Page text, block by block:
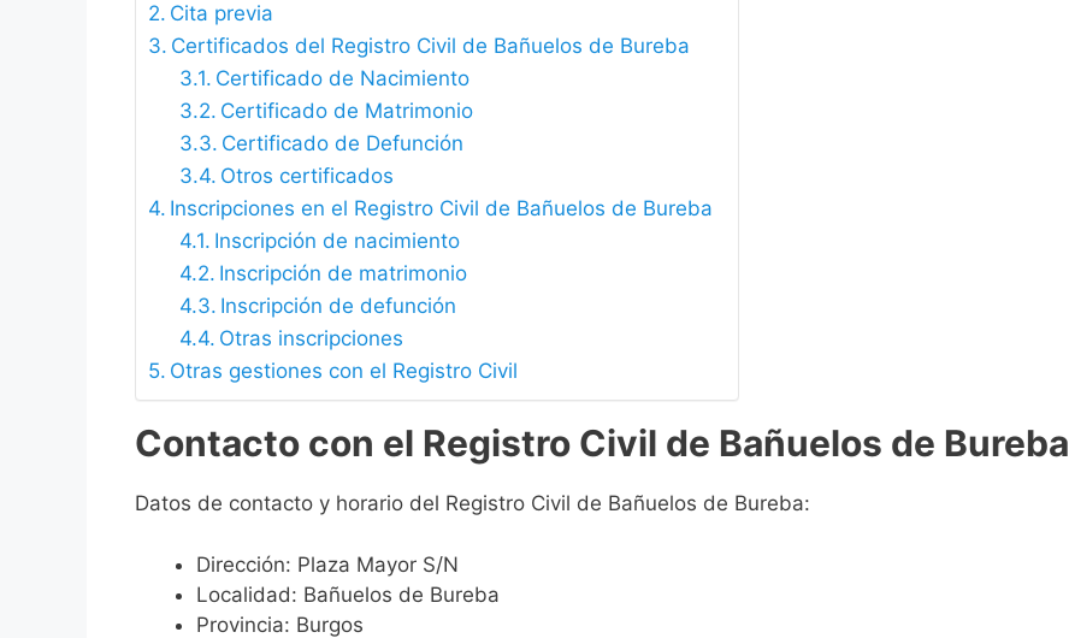
Cita previa
Certificados del Registro Civil de Bañuelos de Bureba
Certificado de Nacimiento
Certificado de Matrimonio
Certificado de Defunción
Otros certificados
Inscripciones en el Registro Civil de Bañuelos de Bureba
Inscripción de nacimiento
Inscripción de matrimonio
Inscripción de defunción
Otras inscripciones
Otras gestiones con el Registro Civil
Contacto con el Registro Civil de Bañuelos de Bureba
Datos de contacto y horario del Registro Civil de Bañuelos de Bureba:
Dirección: Plaza Mayor S/N
Localidad: Bañuelos de Bureba
Provincia: Burgos